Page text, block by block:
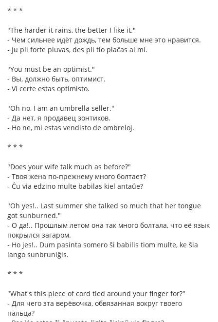
* * *
"The harder it rains, the better I like it."
- Чем сильнее идёт дождь, тем больше мне это нравится.
- Ju pli forte pluvas, des pli tio plaĉas al mi.
"You must be an optimist."
- Вы, должно быть, оптимист.
- Vi certe estas optimisto.
"Oh no, I am an umbrella seller."
- Да нет, я продавец зонтиков.
- Ho ne, mi estas vendisto de ombreloj.
* * *
"Does your wife talk much as before?"
- Твоя жена по-прежнему много болтает?
- Ĉu via edzino multe babilas kiel antaŭe?
"Oh yes!.. Last summer she talked so much that her tongue
got sunburned."
- О да!.. Прошлым летом она так много болтала, что её язык
покрылся загаром.
- Ho jes!.. Dum pasinta somero ŝi babilis tiom multe, ke ŝia
lango sunbruniĝis.
* * *
"What's this piece of cord tied around your finger for?"
- Для чего эта верёвочка, обвязанная вокруг твоего
пальца?